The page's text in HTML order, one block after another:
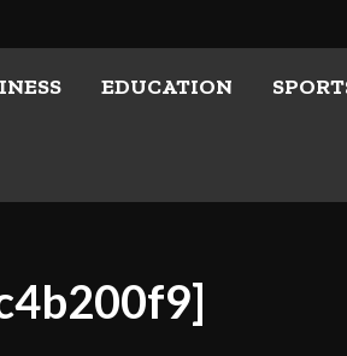
EDUCATION